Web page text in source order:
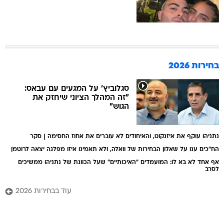
בחירות 2026
סגלוביץ' על המגעים עם עבאס:
"זה המהלך הציוני שיחזק את
הגוש"
נתניהו עוקף את איזנקוט, והאיחודים לא עוברים את אחוז החסימה | סקר
הח"כים ענו על שאלון הבחירות של וואלה, ולא תאמינו איזו מפלגה יצאה לרוטמן
אף אחד לא בא לו: המועמדים "האיכותיים" שעל הכוונת של נתניהו ממשיכים
לסרב
עוד בבחירות 2026